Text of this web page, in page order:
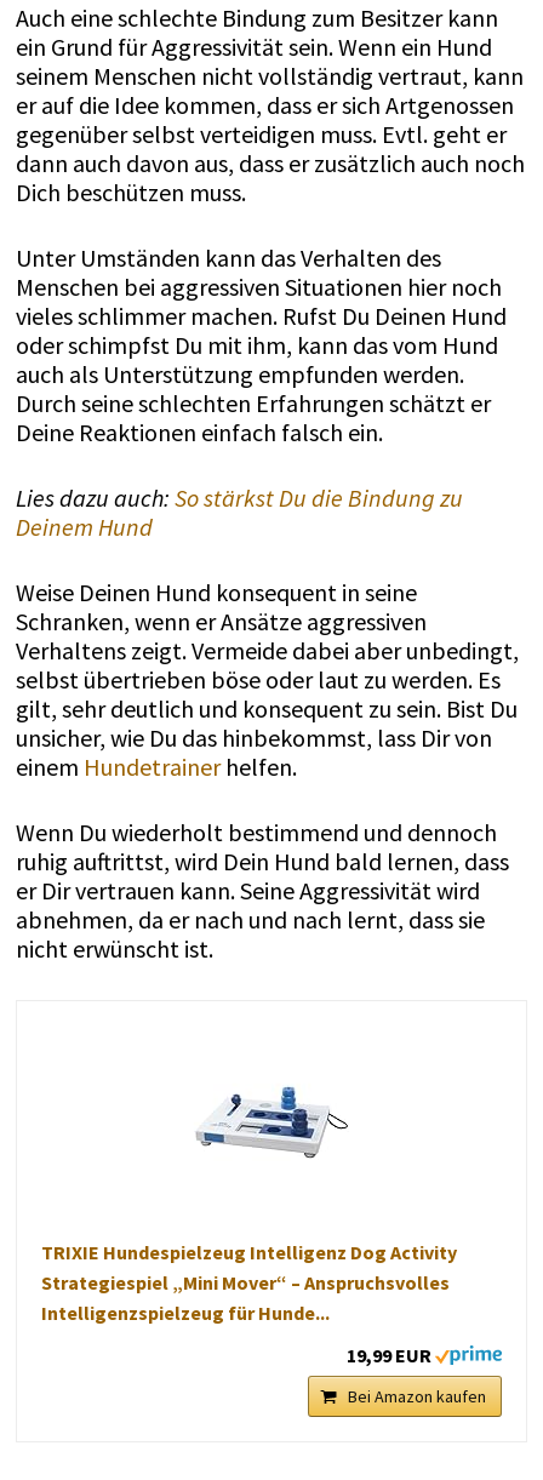
Auch eine schlechte Bindung zum Besitzer kann
ein Grund für Aggressivität sein. Wenn ein Hund
seinem Menschen nicht vollständig vertraut, kann
er auf die Idee kommen, dass er sich Artgenossen
gegenüber selbst verteidigen muss. Evtl. geht er
dann auch davon aus, dass er zusätzlich auch noch
Dich beschützen muss.
Unter Umständen kann das Verhalten des
Menschen bei aggressiven Situationen hier noch
vieles schlimmer machen. Rufst Du Deinen Hund
oder schimpfst Du mit ihm, kann das vom Hund
auch als Unterstützung empfunden werden.
Durch seine schlechten Erfahrungen schätzt er
Deine Reaktionen einfach falsch ein.
Lies dazu auch: So stärkst Du die Bindung zu
Deinem Hund
Weise Deinen Hund konsequent in seine
Schranken, wenn er Ansätze aggressiven
Verhaltens zeigt. Vermeide dabei aber unbedingt,
selbst übertrieben böse oder laut zu werden. Es
gilt, sehr deutlich und konsequent zu sein. Bist Du
unsicher, wie Du das hinbekommst, lass Dir von
einem Hundetrainer helfen.
Wenn Du wiederholt bestimmend und dennoch
ruhig auftrittst, wird Dein Hund bald lernen, dass
er Dir vertrauen kann. Seine Aggressivität wird
abnehmen, da er nach und nach lernt, dass sie
nicht erwünscht ist.
TRIXIE Hundespielzeug Intelligenz Dog Activity
Strategiespiel „Mini Mover“ – Anspruchsvolles
Intelligenzspielzeug für Hunde...
19,99 EUR
Bei Amazon kaufen